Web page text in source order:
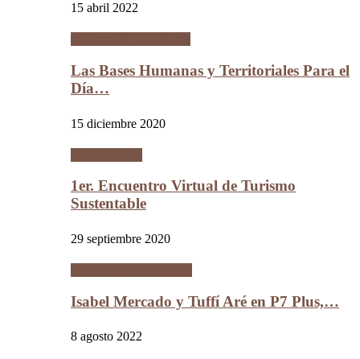
15 abril 2022
Las Bases Humanas y Territoriales Para el
Día…
15 diciembre 2020
1er. Encuentro Virtual de Turismo
Sustentable
29 septiembre 2020
Isabel Mercado y Tuffí Aré en P7 Plus,…
8 agosto 2022